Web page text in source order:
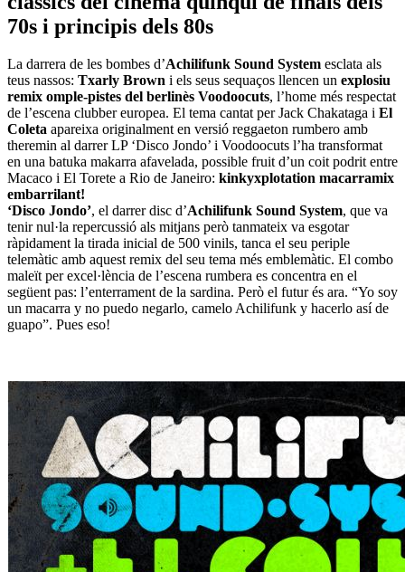
70s i principis dels 80s
La darrera de les bombes d’Achilifunk Sound System esclata als
teus nassos: Txarly Brown i els seus sequaços llencen un explosiu
remix omple-pistes del berlinès Voodoocuts, l’home més respectat
de l’escena clubber europea. El tema cantat per Jack Chakataga i El
Coleta apareixa originalment en versió reggaeton rumbero amb
theremin al darrer LP ‘Disco Jondo’ i Voodoocuts l’ha transformat
en una batuka makarra afavelada, possible fruit d’un coit podrit entre
Macaco i El Torete a Rio de Janeiro: kinkyxplotation macarramix
embarrilant!
‘Disco Jondo’, el darrer disc d’Achilifunk Sound System, que va
tenir nul·la repercussió als mitjans però tanmateix va esgotar
ràpidament la tirada inicial de 500 vinils, tanca el seu periple
telemàtic amb aquest remix del seu tema més emblemàtic. El combo
maleït per excel·lència de l’escena rumbera es concentra en el
següent pas: l’enterrament de la sardina. Però el futur és ara. “Yo soy
un macarra y no puedo negarlo, camelo Achilifunk y hacerlo así de
guapo”. Pues eso!